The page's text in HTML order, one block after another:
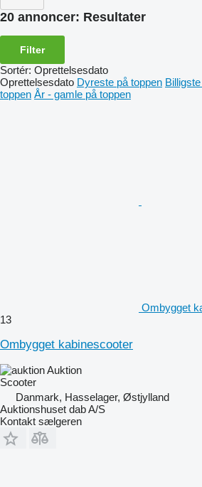
20 annoncer: Resultater
Filter
Sortér: Oprettelsesdato
Oprettelsesdato Dyreste på toppen
toppen År - gamle på toppen
Ombygget
13
Ombygget kabinescooter
Auktion
Scooter
Danmark, Hasselager, Østjylland
Auktionshuset dab A/S
Kontakt sælgeren